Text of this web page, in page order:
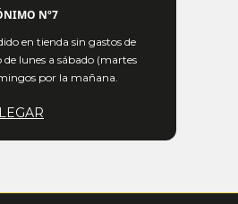
Nº7
en tienda sin gastos de
lunes a sábado (martes
por la mañana.